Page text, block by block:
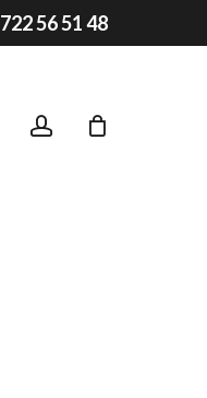
722 56 51 48
searchaccount
Close